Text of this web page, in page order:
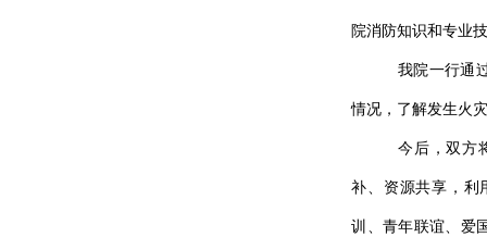
院消防知识和专业
我院一行通
情况，了解发生火
今后，双方
补、资源共享，利
训、青年联谊、爱